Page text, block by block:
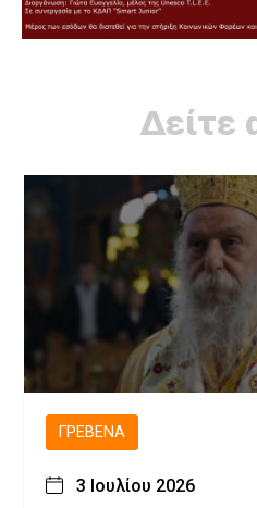
Δείτε
ΓΡΕΒΕΝΆ
3 Ιουλίου 2026